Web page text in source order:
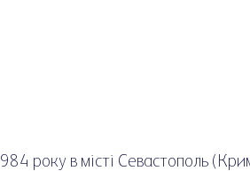
року в місті Севастополь